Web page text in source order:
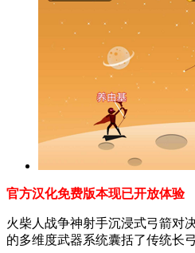
官方汉化免费版本现已开放体验
火柴人战争神射手沉浸式弓箭对
的多维度武器系统囊括了传统长